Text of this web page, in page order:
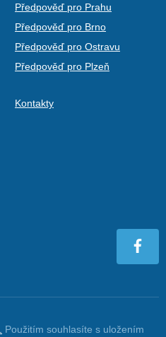
Předpověď pro Prahu
Předpověď pro Brno
Předpověď pro Ostravu
Předpověď pro Plzeň
Kontakty
Použitím souhlasíte s uložením